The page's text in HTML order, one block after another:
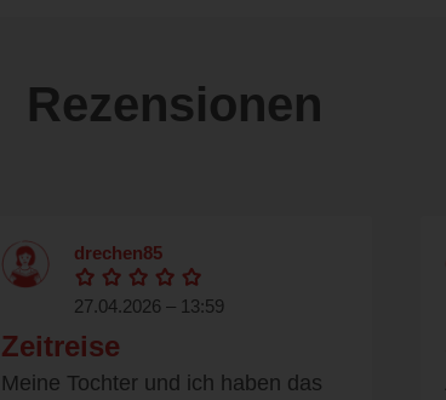
Rezensionen
drechen85
27.04.2026 – 13:59
Zeitreise
Meine Tochter und ich haben das